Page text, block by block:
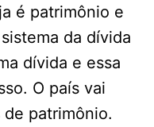
é patrimônio e
da dívida
dívida e essa
O país vai
patrimônio.